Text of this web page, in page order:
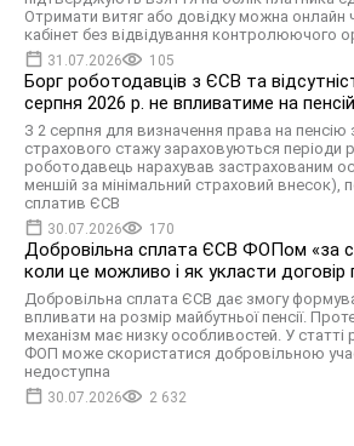
Отримати витяг або довідку можна онлайн
кабінет без відвідування контролюючого
31.07.2026 105
Борг роботодавців з ЄСВ та
серпня 2026 р. не впливатиме на
З 2 серпня для визначення права на пенсію
страхового стажу зараховуються періоди
роботодавець нарахував застрахованим
меншій за мінімальний страховий внесок),
сплатив ЄСВ
30.07.2026 170
Добровільна сплата ЄСВ ФОПом «за
коли це можливо і як укласти договір
Добровільна сплата ЄСВ дає змогу
впливати на розмір майбутньої пенсії.
механізм має низку особливостей. У статті
ФОП може скористатися добровільною
недоступна
30.07.2026 2 632